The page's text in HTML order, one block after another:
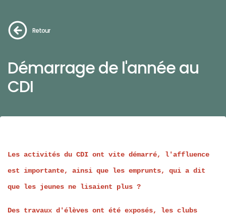
Retour
Démarrage de l'année au
CDI
Les activités du CDI ont vite démarré, l'affluence
est importante, ainsi que les emprunts, qui a dit
que les jeunes ne lisaient plus ?
Des travaux d'élèves ont été exposés, les clubs